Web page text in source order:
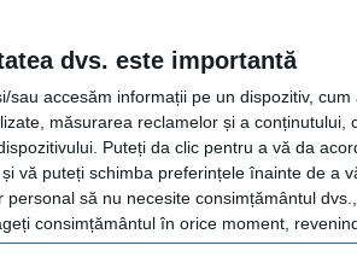
dvs. este importantă
sau accesăm informații pe un dispozitiv,
măsurarea reclamelor și a conținutului,
Puteți da clic pentru a vă da
vă puteți schimba preferințele înainte de a
să nu necesite consimțământul
consimțământul în orice moment,
Mihai după
expulzarea de pe
s-a
colț
sfârșitul